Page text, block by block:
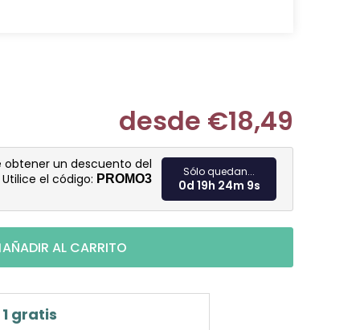
desde €18,49
Medir
obtener un descuento del
Utilice el código: PROMO3
Sólo quedan...
0d 19h 24m 8s
AÑADIR AL CARRITO
gratis